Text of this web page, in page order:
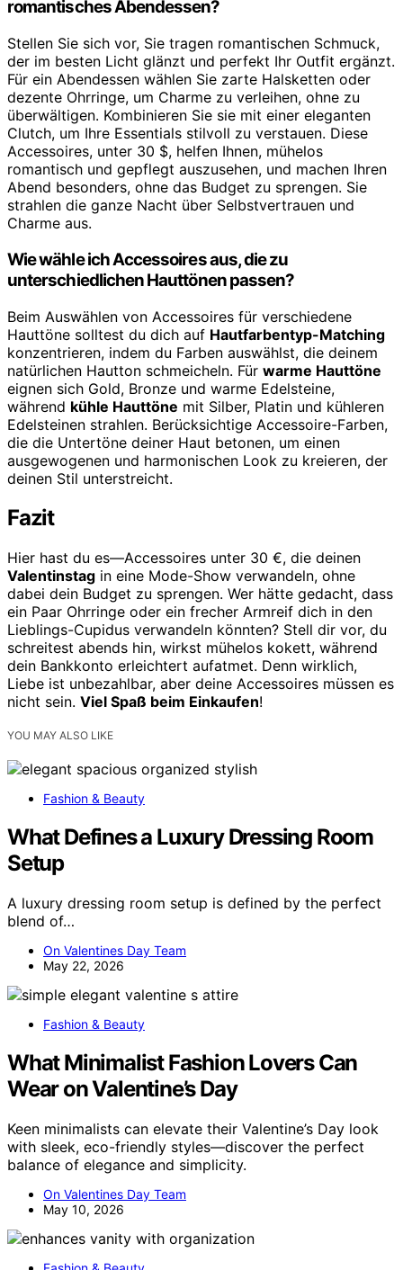
romantisches Abendessen?
Stellen Sie sich vor, Sie tragen romantischen Schmuck,
der im besten Licht glänzt und perfekt Ihr Outfit ergänzt.
Für ein Abendessen wählen Sie zarte Halsketten oder
dezente Ohrringe, um Charme zu verleihen, ohne zu
überwältigen. Kombinieren Sie sie mit einer eleganten
Clutch, um Ihre Essentials stilvoll zu verstauen. Diese
Accessoires, unter 30 $, helfen Ihnen, mühelos
romantisch und gepflegt auszusehen, und machen Ihren
Abend besonders, ohne das Budget zu sprengen. Sie
strahlen die ganze Nacht über Selbstvertrauen und
Charme aus.
Wie wähle ich Accessoires aus, die zu
unterschiedlichen Hauttönen passen?
Beim Auswählen von Accessoires für verschiedene
Hauttöne solltest du dich auf Hautfarbentyp-Matching
konzentrieren, indem du Farben auswählst, die deinem
natürlichen Hautton schmeicheln. Für warme Hauttöne
eignen sich Gold, Bronze und warme Edelsteine,
während kühle Hauttöne mit Silber, Platin und kühleren
Edelsteinen strahlen. Berücksichtige Accessoire-Farben,
die die Untertöne deiner Haut betonen, um einen
ausgewogenen und harmonischen Look zu kreieren, der
deinen Stil unterstreicht.
Fazit
Hier hast du es—Accessoires unter 30 €, die deinen
Valentinstag in eine Mode-Show verwandeln, ohne
dabei dein Budget zu sprengen. Wer hätte gedacht, dass
ein Paar Ohrringe oder ein frecher Armreif dich in den
Lieblings-Cupidus verwandeln könnten? Stell dir vor, du
schreitest abends hin, wirkst mühelos kokett, während
dein Bankkonto erleichtert aufatmet. Denn wirklich,
Liebe ist unbezahlbar, aber deine Accessoires müssen es
nicht sein. Viel Spaß beim Einkaufen!
YOU MAY ALSO LIKE
Fashion & Beauty
What Defines a Luxury Dressing Room
Setup
A luxury dressing room setup is defined by the perfect
blend of…
On Valentines Day Team
May 22, 2026
Fashion & Beauty
What Minimalist Fashion Lovers Can
Wear on Valentine’s Day
Keen minimalists can elevate their Valentine’s Day look
with sleek, eco-friendly styles—discover the perfect
balance of elegance and simplicity.
On Valentines Day Team
May 10, 2026